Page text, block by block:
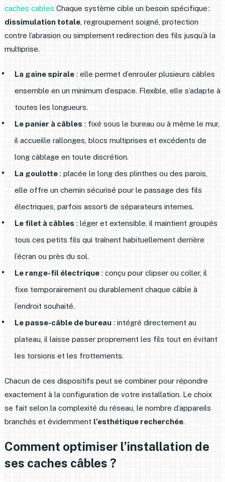
caches cables Chaque système cible un besoin spécifique :
dissimulation totale, regroupement soigné, protection
contre l’abrasion ou simplement redirection des fils jusqu’à la
multiprise.
La gaine spirale: elle permet d’enrouler plusieurs câbles
ensemble en un minimum d’espace. Flexible, elle s’adapte à
toutes les longueurs.
Le panier à câbles: fixé sous le bureau ou à même le mur,
il accueille rallonges, blocs multiprises et excédents de
long câblage en toute discrétion.
La goulotte: placée le long des plinthes ou des parois,
elle offre un chemin sécurisé pour le passage des fils
électriques, parfois assorti de séparateurs internes.
Le filet à câbles: léger et extensible, il maintient groupés
tous ces petits fils qui traînent habituellement derrière
l’écran ou près du sol.
Le range-fil électrique: conçu pour clipser ou coller, il
fixe temporairement ou durablement chaque câble à
l’endroit souhaité.
Le passe-câble de bureau: intégré directement au
plateau, il laisse passer proprement les fils tout en évitant
les torsions et les frottements.
Chacun de ces dispositifs peut se combiner pour répondre
exactement à la configuration de votre installation. Le choix
se fait selon la complexité du réseau, le nombre d’appareils
branchés et évidemment l’esthétique recherchée.
Comment optimiser l’installation de
ses caches câbles ?